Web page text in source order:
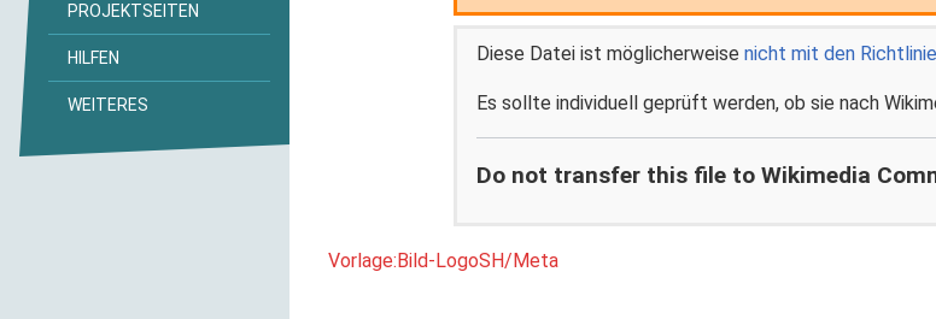
Diese Datei ist möglicherweise nicht mit den
Es sollte individuell geprüft werden, ob sie nach
Do not transfer this file to Wikimedia
Vorlage:Bild-LogoSH/Meta
PROJEKTSEITEN
HILFEN
WEITERES